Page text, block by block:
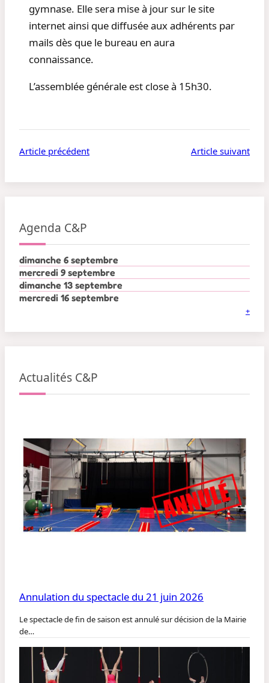
gymnase. Elle sera mise à jour sur le site
internet ainsi que diffusée aux adhérents par
mails dès que le bureau en aura
connaissance.
L’assemblée générale est close à 15h30.
Article précédent Article suivant
Agenda C&P
dimanche 6 septembre
mercredi 9 septembre
dimanche 13 septembre
mercredi 16 septembre
+
Actualités C&P
Annulation du spectacle du 21 juin 2026
Le spectacle de fin de saison est annulé sur décision de la Mairie
de…